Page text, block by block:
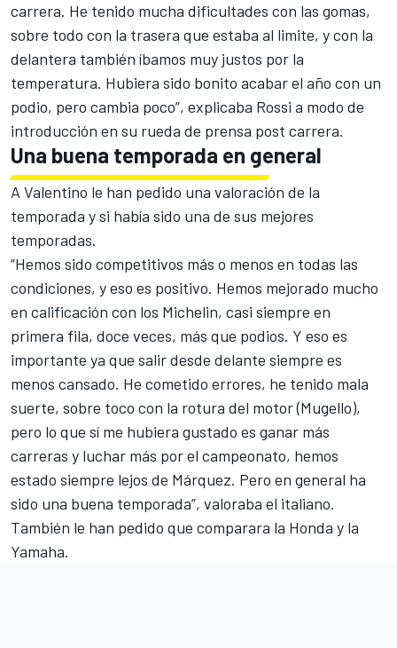
carrera. He tenido mucha dificultades con las gomas,
sobre todo con la trasera que estaba al limite, y con la
delantera también íbamos muy justos por la
temperatura. Hubiera sido bonito acabar el año con un
podio, pero cambia poco”, explicaba Rossi a modo de
introducción en su rueda de prensa post carrera.
Una buena temporada en general
A Valentino le han pedido una valoración de la
temporada y si había sido una de sus mejores
temporadas.
“Hemos sido competitivos más o menos en todas las
condiciones, y eso es positivo. Hemos mejorado mucho
en calificación con los Michelin, casi siempre en
primera fila, doce veces, más que podios. Y eso es
importante ya que salir desde delante siempre es
menos cansado. He cometido errores, he tenido mala
suerte, sobre toco con la rotura del motor (Mugello),
pero lo que sí me hubiera gustado es ganar más
carreras y luchar más por el campeonato, hemos
estado siempre lejos de Márquez. Pero en general ha
sido una buena temporada”, valoraba el italiano.
También le han pedido que comparara la Honda y la
Yamaha.